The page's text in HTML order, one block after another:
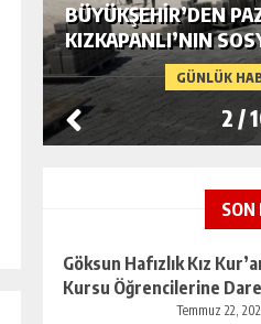
GÜNLÜK
BÜYÜKŞEHIR’DEN
KIZKAPANLI’NIN
ÇEVRE
2 /
SON
Göksun Hafızlık Kız
Kursu Öğrencilerine
Temmuz 22,